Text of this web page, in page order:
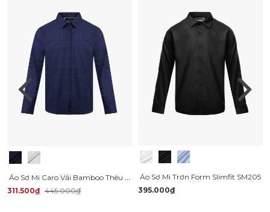
Áo Sơ Mi Caro Vải Bamboo Thêu Gentlemen Ở Lai Form Slimfit SM154
311.500₫ 445.000₫
Áo Sơ Mi Trơn Form Slimfit SM205
395.000₫